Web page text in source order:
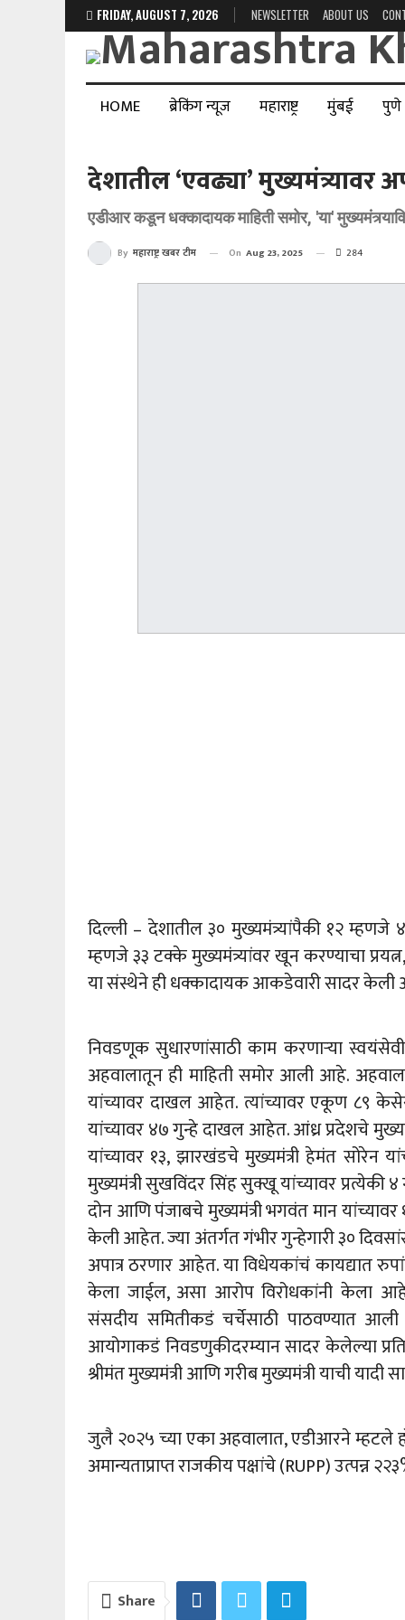
FRIDAY, AUGUST 7, 2026 NEWSLETTER ABOUT US
HOME ब्रेकिंग न्यूज महाराष्ट्र मुंबई पुणे
देशातील ‘एवढ्या’
एडीआर कडून धक्कादायक माहिती समोर, 'या'
By महाराष्ट्र खबर टीम On Aug 23, 2025 284
दिल्ली – देशातील ३० मुख्यमंत्र्यांपैकी १२
म्हणजे ३३ टक्के मुख्यमंत्र्यांवर खून करण्याचा
या संस्थेने ही धक्कादायक आकडेवारी सादर
निवडणूक सुधारणांसाठी काम करणाऱ्या
अहवालातून ही माहिती समोर आली आहे.
यांच्यावर दाखल आहेत. त्यांच्यावर एकूण ८९
यांच्यावर ४७ गुन्हे दाखल आहेत. आंध्र प्रदेशचे
यांच्यावर १३, झारखंडचे मुख्यमंत्री हेमंत सोरेन
मुख्यमंत्री सुखविंदर सिंह सुक्खू यांच्यावर
दोन आणि पंजाबचे मुख्यमंत्री भगवंत मान
केली आहेत. ज्या अंतर्गत गंभीर गुन्हेगारी ३०
अपात्र ठरणार आहेत. या विधेयकांचं कायद्यात
केला जाईल, असा आरोप विरोधकांनी केला
संसदीय समितीकडं चर्चेसाठी पाठवण्यात आली
आयोगाकडं निवडणुकीदरम्यान सादर केलेल्या
श्रीमंत मुख्यमंत्री आणि गरीब मुख्यमंत्री याची यादी
जुलै २०२५ च्या एका अहवालात, एडीआरने म्हटले
अमान्यताप्राप्त राजकीय पक्षांचे (RUPP)
Share